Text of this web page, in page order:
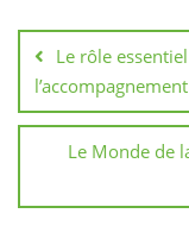
de
l’article
Le rôle
Le Monde de